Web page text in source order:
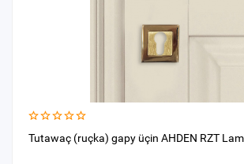
Tutawaç (ruçka) gapy üçin AHDEN RZT